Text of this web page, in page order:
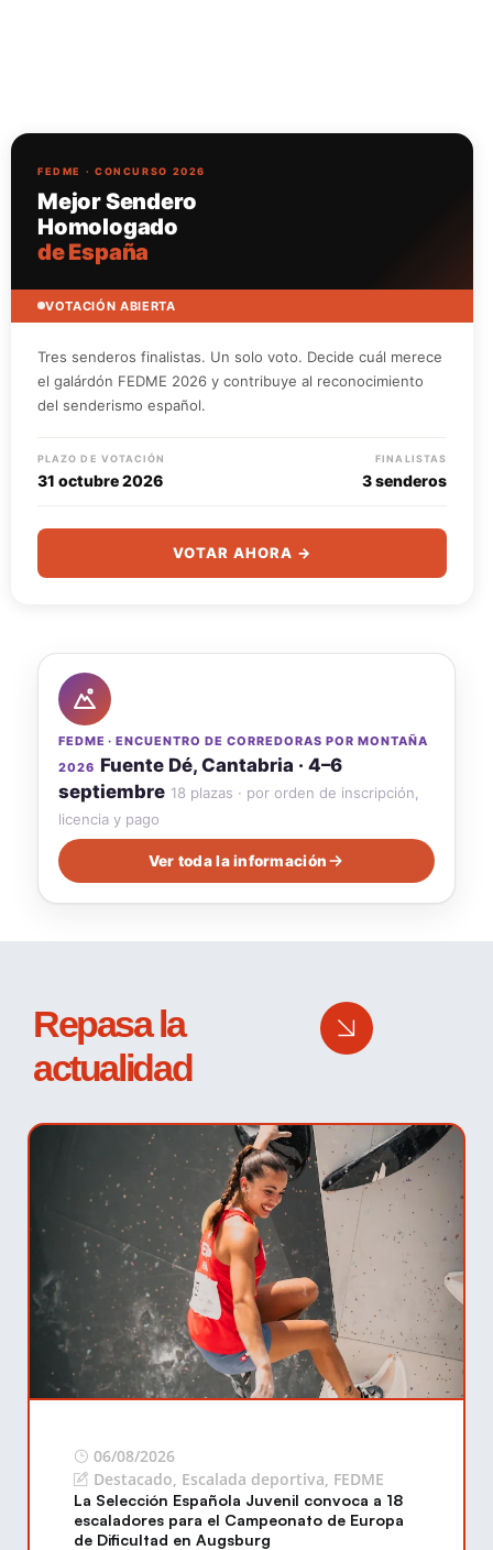
FEDME · CONCURSO 2026
Mejor Sendero
Homologado
de España
VOTACIÓN ABIERTA
Tres senderos finalistas. Un solo voto. Decide cuál merece
el galárdón FEDME 2026 y contribuye al reconocimiento
del senderismo español.
PLAZO DE VOTACIÓN
31 octubre 2026
FINALISTAS
3 senderos
VOTAR AHORA →
FEDME · ENCUENTRO DE CORREDORAS POR MONTAÑA
2026 Fuente Dé, Cantabria · 4–6
septiembre 18 plazas · por orden de inscripción,
licencia y pago
Ver toda la información
Repasa la
actualidad
06/08/2026
Destacado Escalada deportiva FEDME
La Selección Española Juvenil convoca a 18
escaladores para el Campeonato de Europa
de Dificultad en Augsburg